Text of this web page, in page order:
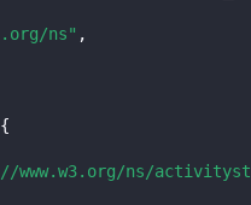
ns" ,
{
www.w3.org/ns/